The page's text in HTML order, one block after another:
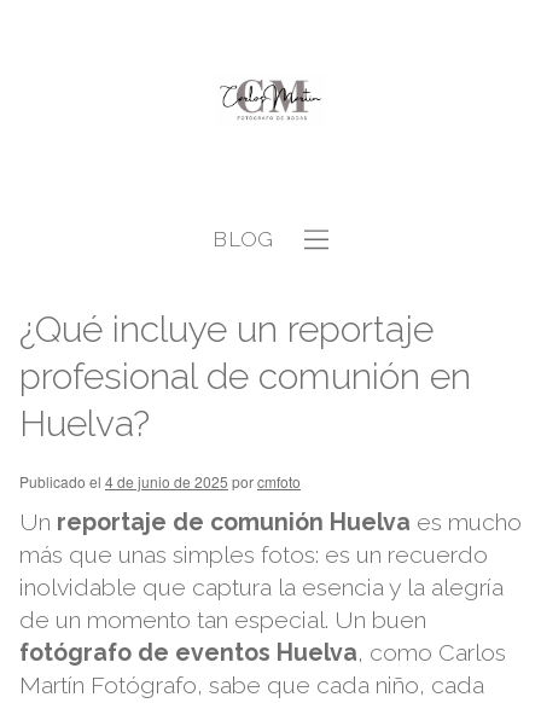
BLOG
¿Qué incluye un reportaje
profesional de comunión en
Huelva?
Publicado el 4 de junio de 2025 porcmfoto
Un reportaje de comunión Huelva es mucho
más que unas simples fotos: es un recuerdo
inolvidable que captura la esencia y la alegría
de un momento tan especial. Un buen
fotógrafo de eventos Huelva, como Carlos
Martín Fotógrafo, sabe que cada niño, cada